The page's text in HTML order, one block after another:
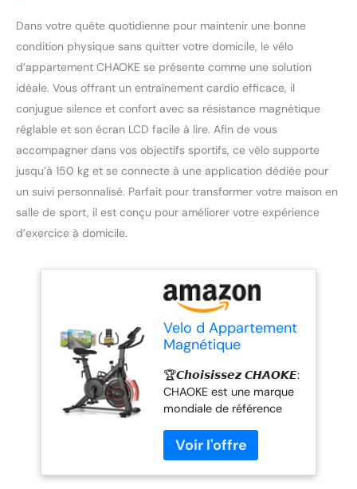
Dans votre quête quotidienne pour maintenir une bonne
condition physique sans quitter votre domicile, le vélo
d’appartement CHAOKE se présente comme une solution
idéale. Vous offrant un entraînement cardio efficace, il
conjugue silence et confort avec sa résistance magnétique
réglable et son écran LCD facile à lire. Afin de vous
accompagner dans vos objectifs sportifs, ce vélo supporte
jusqu’à 150 kg et se connecte à une application dédiée pour
un suivi personnalisé. Parfait pour transformer votre maison en
salle de sport, il est conçu pour améliorer votre expérience
d’exercice à domicile.
Velo d Appartement
Magnétique
Vélo d'appartement
Silencieux, Vélo
d'Exercice d'intérieur
avec App et écran
LCD, Volant d'inertie
Solide, Pour
Entraînement
🏆𝘾𝙝𝙤𝙞𝙨𝙞𝙨𝙨𝙚𝙯 𝘾𝙃𝘼𝙊𝙆𝙀:
CHAOKE est une marque
mondiale de référence
vélos d’appartement
intelligents. Nous nous
engageons à offrir des